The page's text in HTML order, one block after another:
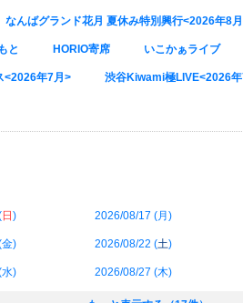
なんばグランド花月 夏休み特別興行<2026年8
と HORIO寄席 いこかぁライブ
<2026年7月> 渋谷Kiwami極LIVE<2026
日 ) 2026/08/17 (月 )
金) 2026/08/22 (土)
水) 2026/08/27 (木)